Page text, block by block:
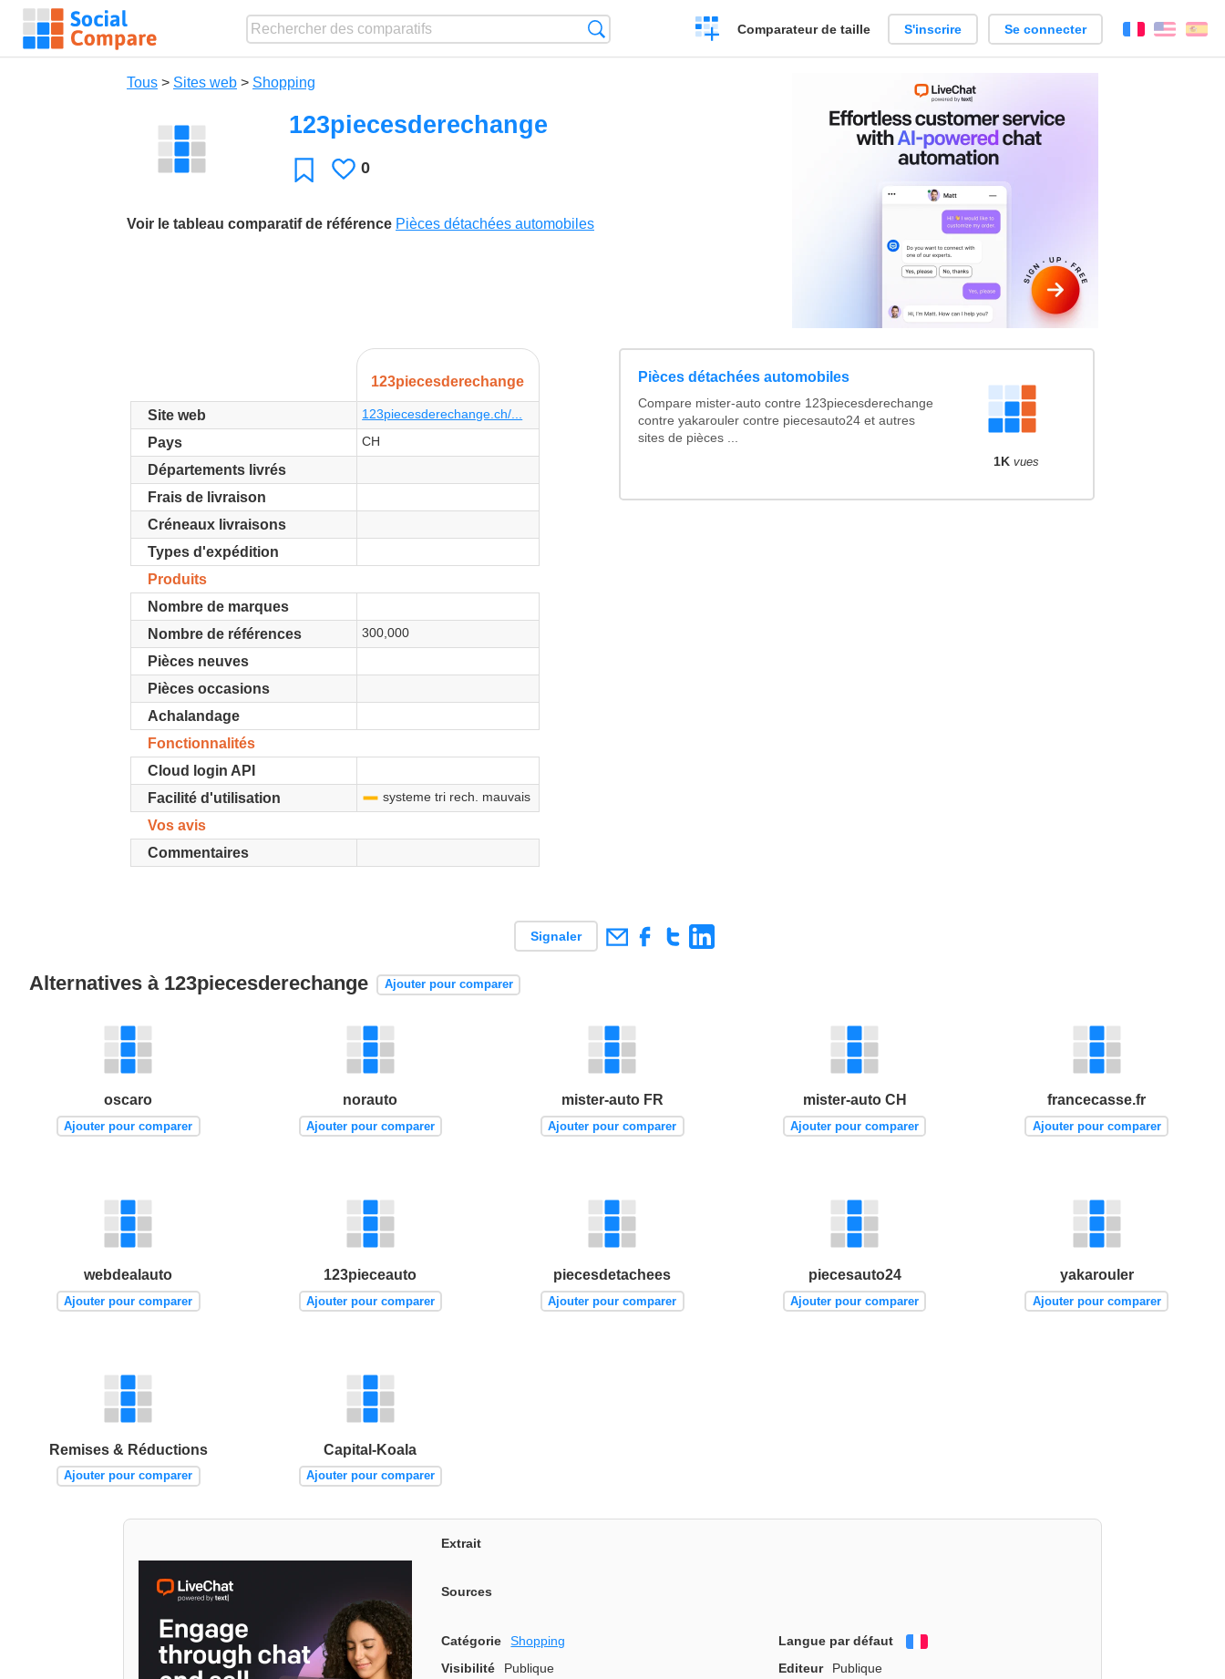
Créer
un
Comparateur de taille S'inscrire Se connecter FrançaisEnglish
Tous > Sites web > Shopping
123piecesderechange
Favori J'aime
0
Voir le tableau comparatif de référence Pièces détachées automobiles
123piecesderechange
Site web 123piecesderechange.ch/...
Pays CH
Départements livrés
Frais de livraison
Créneaux livraisons
Types d'expédition
Produits
Nombre de marques
Nombre de références
300,000
Pièces neuves
Pièces occasions
Achalandage
Fonctionnalités
Cloud login API
Facilité d'utilisation
-systeme tri rech. mauvais
Vos avis
Commentaires
Pièces détachées automobiles
Compare mister-auto contre 123piecesderechange
contre yakarouler contre piecesauto24 et autres
sites de pièces ...
1K vues
Signaler
Alternatives à 123piecesderechange Ajouter pour comparer
oscaro
Ajouter pour comparer
norauto
Ajouter pour comparer
mister-auto FR
Ajouter pour comparer
mister-auto CH
Ajouter pour comparer
francecasse.fr
Ajouter pour comparer
webdealauto
Ajouter pour comparer
123pieceauto
Ajouter pour comparer
piecesdetachees
Ajouter pour comparer
piecesauto24
Ajouter pour comparer
yakarouler
Ajouter pour comparer
Remises & Réductions
Ajouter pour comparer
Capital-Koala
Ajouter pour comparer
Extrait
Sources
Catégorie Shopping Langue par défaut
Français
Visibilité
Publique Editeur
Publique